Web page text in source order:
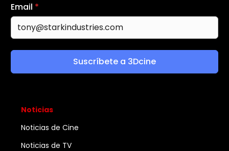
Email *
Suscríbete a 3Dcine
Noticias
Noticias de Cine
Noticias de TV